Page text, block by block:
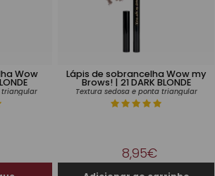
Wow
triangular
Lápis de sobrancelha Wow my
Brows! | 21 DARK BLONDE
Textura sedosa e ponta triangular
8,95€